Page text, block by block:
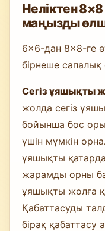
Неліктен
маңызды
6×6-дан 8×8-ге
бірнеше сапалық
Сегіз ұяшықты
жолда сегіз
бойынша бос
үшін мүмкін
ұяшықты
жарамды орны
ұяшықты жолға
Қабаттасуды
бірақ